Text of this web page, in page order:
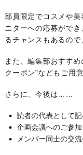
部員限定でコスメや
ニターへの応募がで
るチャンスもあるの
また、編集部おすす
クーポン”などもご用
さらに、今後は……
読者の代表として
企画会議へのご参加
メンバー同士の交